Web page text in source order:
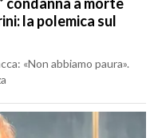
la polemica sul
«Non abbiamo paura».